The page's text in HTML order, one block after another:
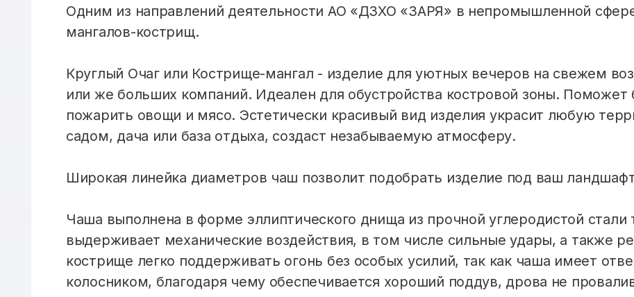
Одним из направлений деятельности АО «ДЗХО «ЗАРЯ» в непромышленной
мангалов-кострищ.
Круглый Очаг или Кострище-мангал - изделие для уютных вечеров на свежем
или же больших компаний. Идеален для обустройства костровой зоны. Поможет
пожарить овощи и мясо. Эстетически красивый вид изделия украсит любую
садом, дача или база отдыха, создаст незабываемую атмосферу.
Широкая линейка диаметров чаш позволит подобрать изделие под ваш
Чаша выполнена в форме эллиптического днища из прочной углеродистой
выдерживает механические воздействия, в том числе сильные удары, а также
кострище легко поддерживать огонь без особых усилий, так как чаша имеет
колосником, благодаря чему обеспечивается хороший поддув, дрова не